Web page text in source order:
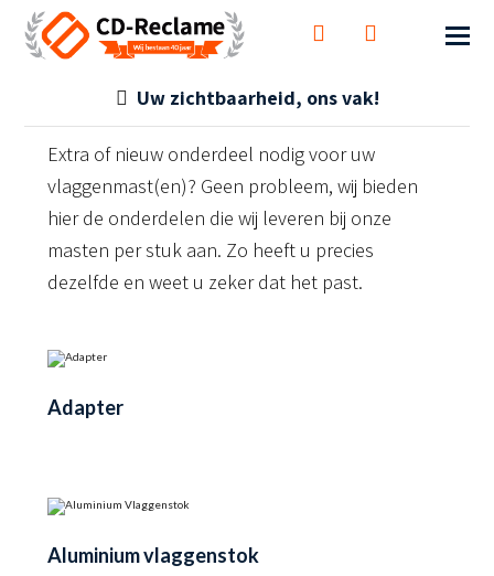
Uw zichtbaarheid, ons vak!
Extra of nieuw onderdeel nodig voor uw
vlaggenmast(en)? Geen probleem, wij bieden
hier de onderdelen die wij leveren bij onze
masten per stuk aan. Zo heeft u precies
dezelfde en weet u zeker dat het past.
Adapter
Aluminium vlaggenstok